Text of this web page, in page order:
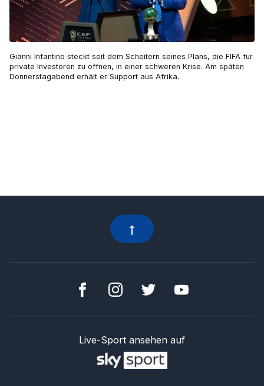
Gianni Infantino steckt seit dem Scheitern seines Plans, die FIFA für
private Investoren zu öffnen, in einer schweren Krise. Am späten
Donnerstagabend erhält er Support aus Afrika.
Live-Sport ansehen auf